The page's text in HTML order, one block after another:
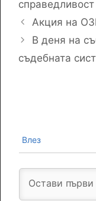
справедливост
Акция на
В деня на
съдебната
Влез